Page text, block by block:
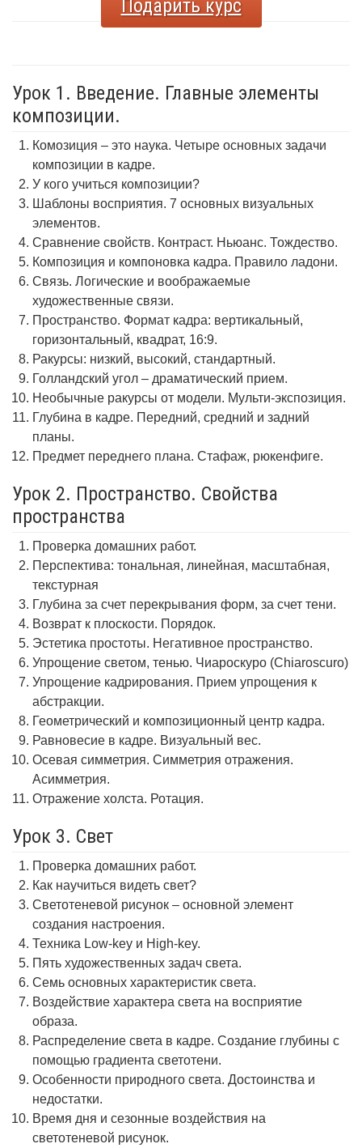
Подарить курс
Урок 1. Введение. Главные элементы
композиции.
Комозиция – это наука. Четыре основных задачи
композиции в кадре.
У кого учиться композиции?
Шаблоны восприятия. 7 основных визуальных
элементов.
Сравнение свойств. Контраст. Ньюанс. Тождество.
Композиция и компоновка кадра. Правило ладони.
Связь. Логические и воображаемые
художественные связи.
Пространство. Формат кадра: вертикальный,
горизонтальный, квадрат, 16:9.
Ракурсы: низкий, высокий, стандартный.
Голландский угол – драматический прием.
Необычные ракурсы от модели. Мульти-экспозиция.
Глубина в кадре. Передний, средний и задний
планы.
Предмет переднего плана. Стафаж, рюкенфиге.
Урок 2. Пространство. Свойства
пространства
Проверка домашних работ.
Перспектива: тональная, линейная, масштабная,
текстурная
Глубина за счет перекрывания форм, за счет тени.
Возврат к плоскости. Порядок.
Эстетика простоты. Негативное пространство.
Упрощение светом, тенью. Чиароскуро (Chiaroscuro)
Упрощение кадрирования. Прием упрощения к
абстракции.
Геометрический и композиционный центр кадра.
Равновесие в кадре. Визуальный вес.
Осевая симметрия. Симметрия отражения.
Асимметрия.
Отражение холста. Ротация.
Урок 3. Свет
Проверка домашних работ.
Как научиться видеть свет?
Светотеневой рисунок – основной элемент
создания настроения.
Техника Low-key и High-key.
Пять художественных задач света.
Семь основных характеристик света.
Воздействие характера света на восприятие
образа.
Распределение света в кадре. Создание глубины с
помощью градиента светотени.
Особенности природного света. Достоинства и
недостатки.
Время дня и сезонные воздействия на
светотеневой рисунок.